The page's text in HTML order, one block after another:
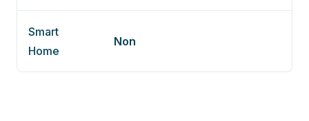
Smart
Home
Non